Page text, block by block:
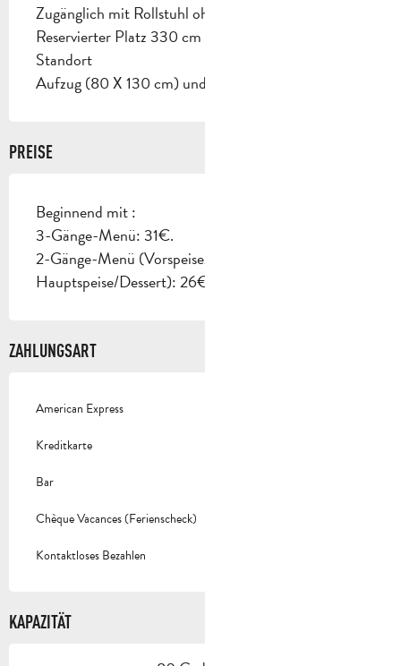
Zugänglich mit Rollstuhl ohne Hilfe
Reservierter Platz 330 cm breit < 100 m vom
Standort
Aufzug (80 X 130 cm) und Tür >= 77 cm
PREISE
Beginnend mit :
3-Gänge-Menü: 31€.
2-Gänge-Menü (Vorspeise/Hauptspeise -
Hauptspeise/Dessert): 26€.
ZAHLUNGSART
American Express
Kreditkarte
Bar
Chèque Vacances (Ferienscheck)
Kontaktloses Bezahlen
KAPAZITÄT